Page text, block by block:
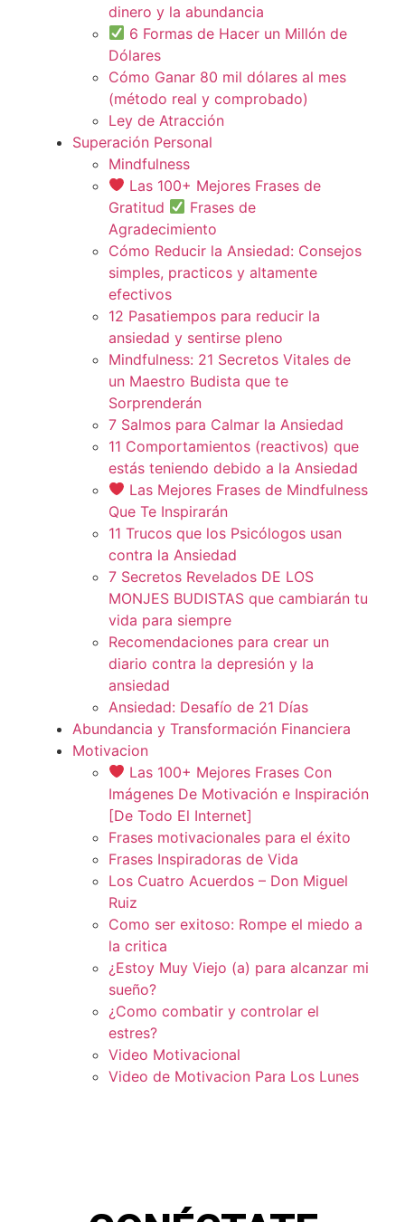
dinero y la abundancia
6 Formas de Hacer un Millón de
Dólares
Cómo Ganar 80 mil dólares al mes
(método real y comprobado)
Ley de Atracción
Superación Personal
Mindfulness
Las 100+ Mejores Frases de
Gratitud
Frases de
Agradecimiento
Cómo Reducir la Ansiedad: Consejos
simples, practicos y altamente
efectivos
12 Pasatiempos para reducir la
ansiedad y sentirse pleno
Mindfulness: 21 Secretos Vitales de
un Maestro Budista que te
Sorprenderán
7 Salmos para Calmar la Ansiedad
11 Comportamientos (reactivos) que
estás teniendo debido a la Ansiedad
Las Mejores Frases de Mindfulness
Que Te Inspirarán
11 Trucos que los Psicólogos usan
contra la Ansiedad
7 Secretos Revelados DE LOS
MONJES BUDISTAS que cambiarán tu
vida para siempre
Recomendaciones para crear un
diario contra la depresión y la
ansiedad
Ansiedad: Desafío de 21 Días
Abundancia y Transformación Financiera
Motivacion
Las 100+ Mejores Frases Con
Imágenes De Motivación e Inspiración
[De Todo El Internet]
Frases motivacionales para el éxito
Frases Inspiradoras de Vida
Los Cuatro Acuerdos – Don Miguel
Ruiz
Como ser exitoso: Rompe el miedo a
la critica
¿Estoy Muy Viejo (a) para alcanzar mi
sueño?
¿Como combatir y controlar el
estres?
Video Motivacional
Video de Motivacion Para Los Lunes